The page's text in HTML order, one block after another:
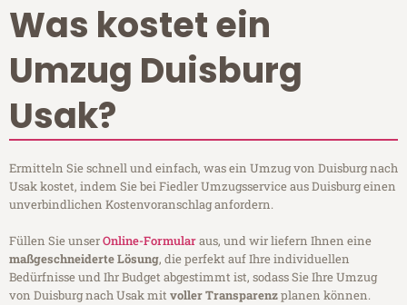
Was kostet ein
Umzug Duisburg
Usak?
Ermitteln Sie schnell und einfach, was ein Umzug von Duisburg nach
Usak kostet, indem Sie bei Fiedler Umzugsservice aus Duisburg einen
unverbindlichen Kostenvoranschlag anfordern.
Füllen Sie unserOnline-Formularaus, und wir liefern Ihnen eine
maßgeschneiderte Lösung, die perfekt auf Ihre individuellen
Bedürfnisse und Ihr Budget abgestimmt ist, sodass Sie Ihre Umzug
von Duisburg nach Usak mitvoller Transparenzplanen können.